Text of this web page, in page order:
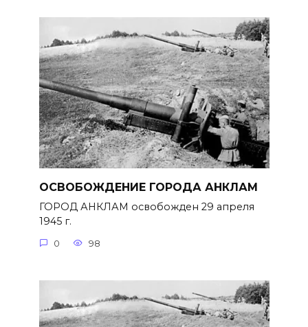
ОСВОБОЖДЕНИЕ ГОРОДА АНКЛАМ
ГОРОД АНКЛАМ освобожден 29 апреля
1945 г.
0 98